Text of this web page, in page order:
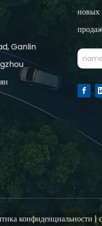
Ganlin
новых
конфиденциальности |